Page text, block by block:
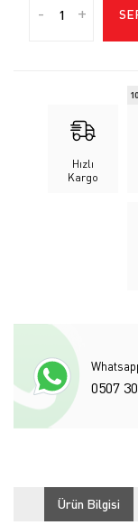
- +
Hızlı
Kargo
0507
Ürün Bilgisi